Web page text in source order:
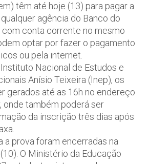
têm até hoje (13) para pagar a
agência do Banco do
com conta corrente no mesmo
optar por fazer o pagamento
ou pela internet.
Nacional de Estudos e
Anísio Teixeira (Inep), os
gerados até as 16h no endereço
onde também poderá ser
da inscrição três dias após
a prova foram encerradas na
O Ministério da Educação